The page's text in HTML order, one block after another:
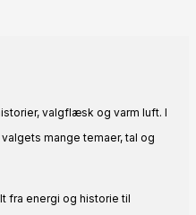
valgflæsk og varm luft. I
mange temaer, tal og
fra energi og historie til